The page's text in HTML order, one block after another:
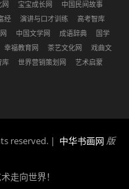
网 宝宝成长网
中国民间故事
经 演讲与口才训练
高考智库
中国文学网 成语辞典
国学
幸福教育网 茶艺文化网
戏曲文
库 世界营销策划网
艺术启蒙
reserved. | 中华书画网 版
走向世界！